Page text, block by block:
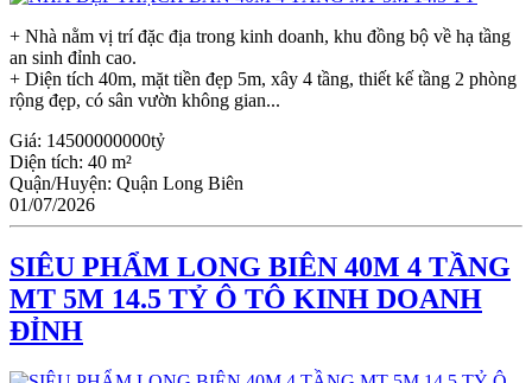
+ Nhà nằm vị trí đặc địa trong kinh doanh, khu đồng bộ về hạ tầng
an sinh đỉnh cao.
+ Diện tích 40m, mặt tiền đẹp 5m, xây 4 tầng, thiết kế tầng 2 phòng
rộng đẹp, có sân vườn không gian...
Giá: 14500000000tỷ
Diện tích: 40 m²
Quận/Huyện: Quận Long Biên
01/07/2026
SIÊU PHẨM LONG BIÊN 40M 4 TẦNG
MT 5M 14.5 TỶ Ô TÔ KINH DOANH
ĐỈNH